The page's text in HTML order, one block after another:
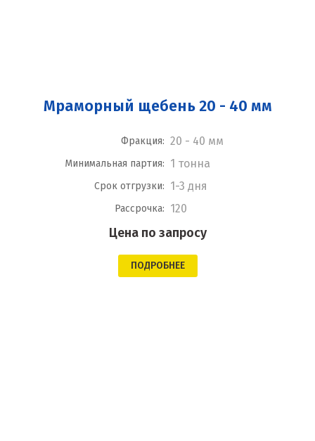
Мраморный щебень 20 - 40 мм
Фракция: 20 - 40 мм
Минимальная партия: 1 тонна
Срок отгрузки: 1-3 дня
Рассрочка: 120
Цена по запросу
ПОДРОБНЕЕ